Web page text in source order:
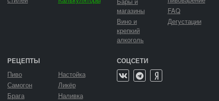
магазины
Вино и
крепкий
алкоголь
FAQ
Дегустации
РЕЦЕПТЫ
Пиво
Самогон
Брага
Настойка
Ликёр
Наливка
СОЦСЕТИ